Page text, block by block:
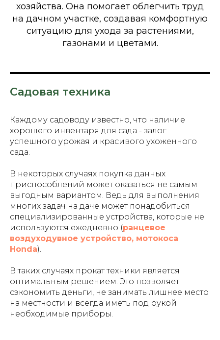
хозяйства. Она помогает облегчить труд
на дачном участке, создавая комфортную
ситуацию для ухода за растениями,
газонами и цветами.
Садовая техника
Каждому садоводу известно, что наличие
хорошего инвентаря для сада - залог
успешного урожая и красивого ухоженного
сада.
В некоторых случаях покупка данных
приспособлений может оказаться не самым
выгодным вариантом. Ведь для выполнения
многих задач на даче может понадобиться
специализированные устройства, которые не
используются ежедневно (ранцевое
воздуходувное устройство, мотокоса
Honda).
В таких случаях прокат техники является
оптимальным решением. Это позволяет
сэкономить деньги, не занимать лишнее место
на местности и всегда иметь под рукой
необходимые приборы.